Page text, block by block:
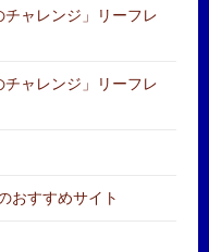
ャレンジ」リーフレ
ャレンジ」リーフレ
おすすめサイト